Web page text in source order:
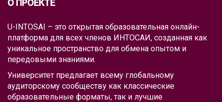
О ПРОЕКТЕ
U-INTOSAI – это открытая образовательная онлайн-
платформа для всех членов ИНТОСАИ, созданная как
уникальное пространство для обмена опытом и
передовыми знаниями.
Университет предлагает всему глобальному
аудиторскому сообществу как классические
образовательные форматы, так и лучшие